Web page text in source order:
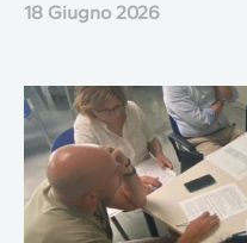
18 Giugno 2026